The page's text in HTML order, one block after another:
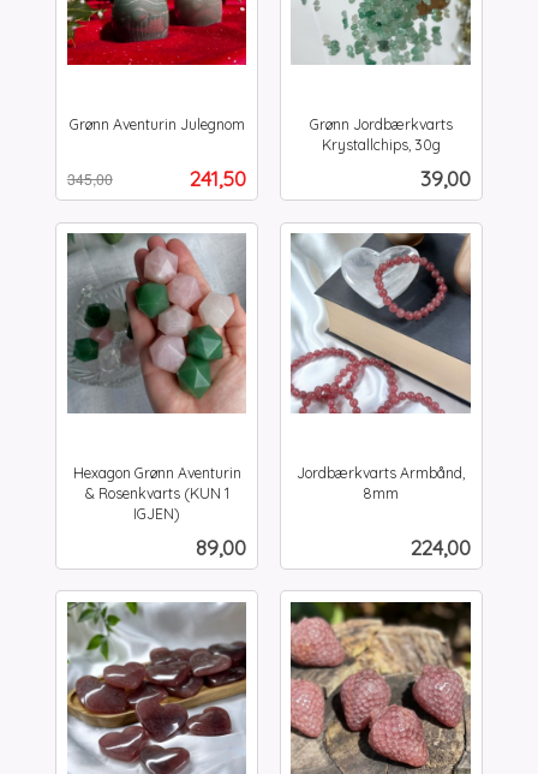
Grønn Aventurin Julegnom
Tilbud
241,50
345,00
Grønn Jordbærkvarts
Krystallchips, 30g
Pris
39,00
Hexagon Grønn Aventurin
& Rosenkvarts (KUN 1
IGJEN)
Pris
89,00
Jordbærkvarts Armbånd,
8mm
Pris
224,00